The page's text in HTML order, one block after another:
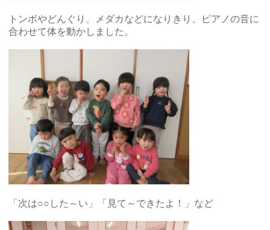
トンボやどんぐり、メダカなどになりきり、ピアノの音に
合わせて体を動かしました。
「次は○○した～い」「見て～できたよ！」など